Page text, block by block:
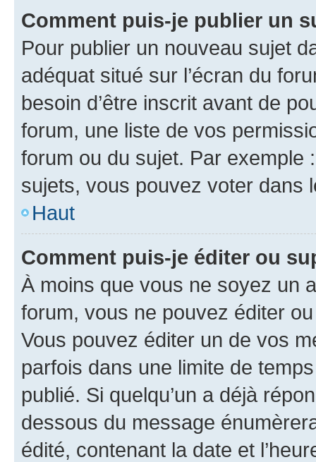
Comment puis-je publier un
Pour publier un nouveau sujet
adéquat situé sur l’écran du
besoin d’être inscrit avant de
forum, une liste de vos
forum ou du sujet. Par exemple
sujets, vous pouvez voter dans
Haut
Comment puis-je éditer ou
À moins que vous ne soyez un
forum, vous ne pouvez éditer
Vous pouvez éditer un de vos
parfois dans une limite de
publié. Si quelqu’un a déjà
dessous du message
édité, contenant la date et